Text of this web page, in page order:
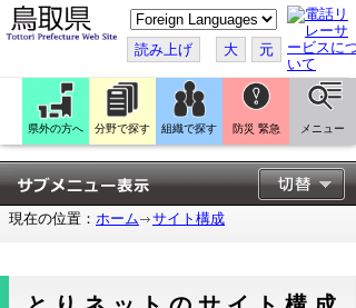
こ
の
ペ
ー
ジ
翻
訳
す
る
読み上げ 大 元
県外の方へ 分野で探す 組織で探す 防災 緊急 メニュー
現在の位置： ホーム サイト構成